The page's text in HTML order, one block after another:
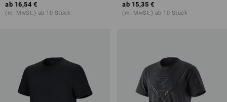
ab 16,54 €
(m. MwSt.) ab 10 Stück
ab 15,35 €
(m. MwSt.) ab 10 Stück